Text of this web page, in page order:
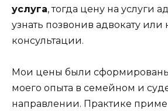
услуга, тогда цену на услуги
узнать позвонив адвокату или
консультации.
Мои цены были
моего опыта в семейном и
направлении. Практике